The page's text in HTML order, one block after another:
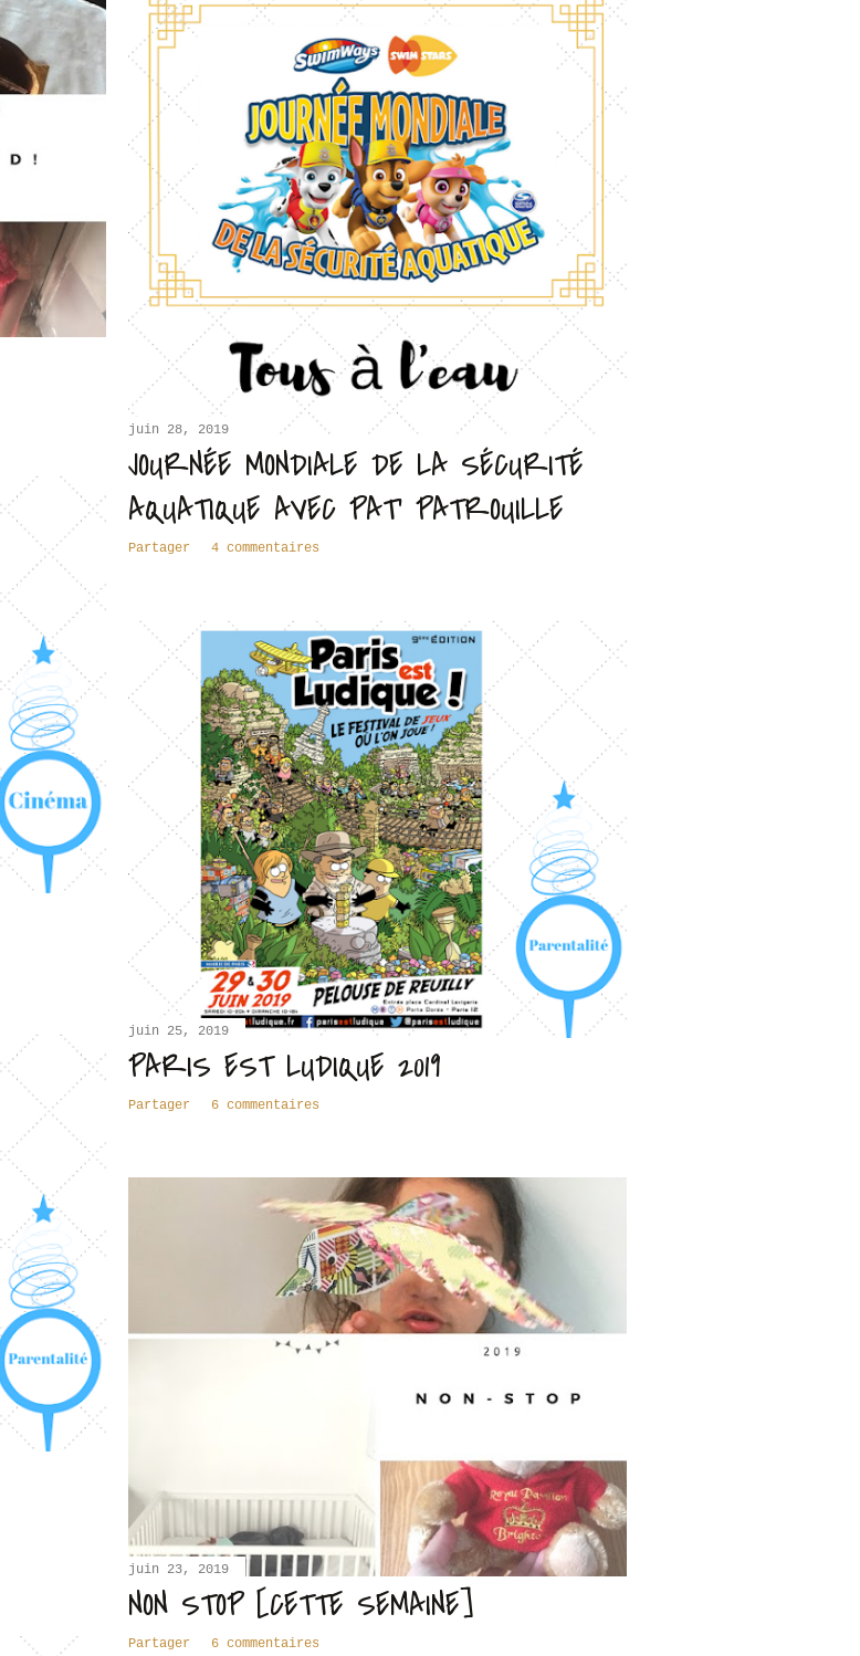
juin 28, 2019
JOURNÉE MONDIALE DE LA SÉCURITÉ
AQUATIQUE AVEC PAT' PATROUILLE
Partager 4 commentaires
juin 25, 2019
PARIS EST LUDIQUE 2019
Partager 6 commentaires
juin 23, 2019
NON STOP [CETTE SEMAINE]
Partager 6 commentaires